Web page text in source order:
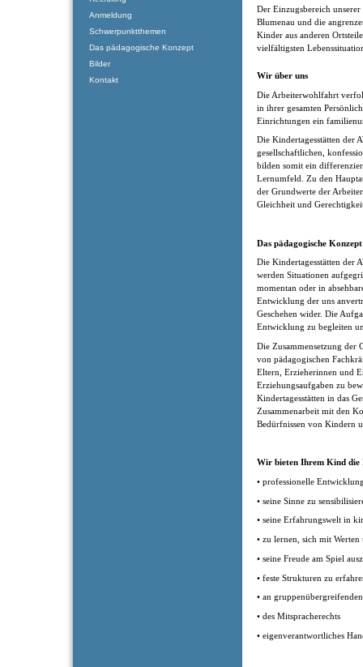
Der Einzugsbereich
Blumenau und die
Kinder aus anderen
vielfältigsten
Wir über uns
Die Arbeiterwohlfahrt
in ihrer gesamten
Einrichtungen ein
Die Kindertagesstätten der
gesellschaftlichen,
bilden somit ein
Lernumfeld. Zu den
der Grundwerte der
Gleichheit und
Das pädagogische Konzept
Die Kindertagesstätten der
werden Situationen
momentan oder in
Entwicklung der uns
Geschehen wider. Die
Entwicklung zu begleiten
Die Zusammensetzung der
von pädagogischen
Eltern, Erzieherinnen und
Erziehungsaufgaben zu
Kindertagesstätten in das
Zusammenarbeit mit den
Bedürfnissen von Kindern
Wir bieten Ihrem Kind die
• professionelle
• seine Sinne zu
• seine Erfahrungswelt in
• zu lernen, sich mit
• seine Freude am Spiel
• feste Strukturen zu
• an
• des Mitspracherechts
• eigenverantwortliches
Anmeldung
Schwerpunktthemen
Das pädagogische Konzept
Bilder
Kontakt